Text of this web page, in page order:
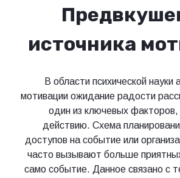
источника
В области психической науки
мотивации ожидание радости
один из ключевых
действию. Схема
доступов на событие или
часто вызывают больше
само событие. Данное связано с